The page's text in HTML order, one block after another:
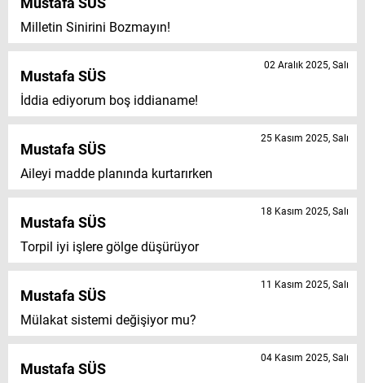
Milletin Sinirini Bozmayın!
Mustafa SÜS
İddia ediyorum boş iddianame!
02 Aralık 2025, Salı
Mustafa SÜS
Aileyi madde planında kurtarırken
25 Kasım 2025, Salı
Mustafa SÜS
Torpil iyi işlere gölge düşürüyor
18 Kasım 2025, Salı
Mustafa SÜS
Mülakat sistemi değişiyor mu?
11 Kasım 2025, Salı
Mustafa SÜS
04 Kasım 2025, Salı